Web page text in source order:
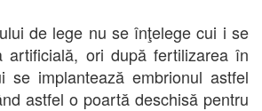
de lege nu se înţelege cui i se
artificială, ori după fertilizarea în
implantează embrionul astfel
astfel o poartă deschisă pentru